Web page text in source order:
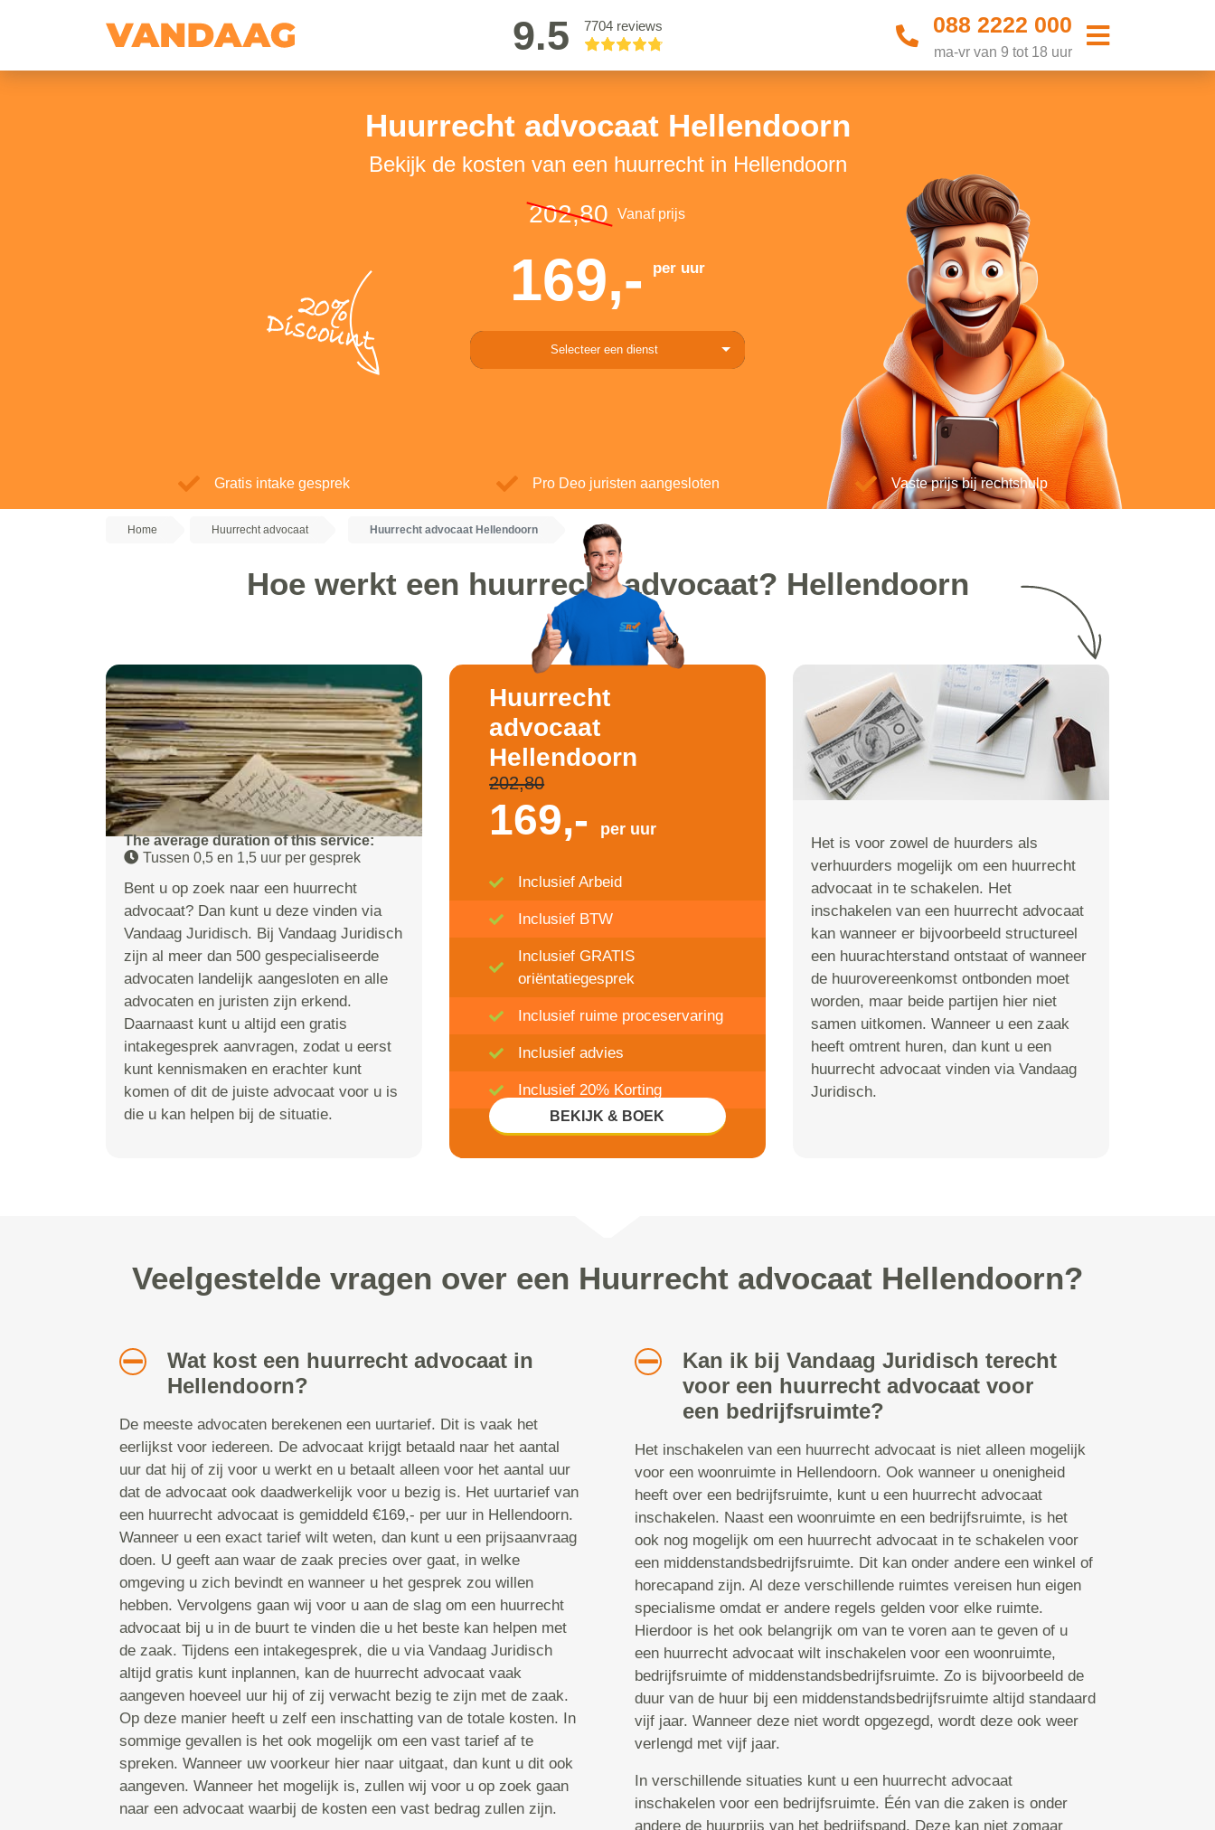
9.5 7704 reviews 088 2222 000
ma-vr van 9 tot 18 uur
Huurrecht advocaat Hellendoorn
Bekijk de kosten van een huurrecht in Hellendoorn
20%
Discount
202,80 Vanaf prijs
169,- per uur
Selecteer een dienst
Gratis intake gesprek Pro Deo juristen aangesloten Vaste prijs bij rechtshulp
Home Huurrecht advocaat Huurrecht advocaat Hellendoorn
Hoe werkt een huurrecht advocaat? Hellendoorn
The average duration of this service:
Tussen 0,5 en 1,5 uur per gesprek
Bent u op zoek naar een huurrecht
advocaat? Dan kunt u deze vinden via
Vandaag Juridisch. Bij Vandaag Juridisch
zijn al meer dan 500 gespecialiseerde
advocaten landelijk aangesloten en alle
advocaten en juristen zijn erkend.
Daarnaast kunt u altijd een gratis
intakegesprek aanvragen, zodat u eerst
kunt kennismaken en erachter kunt
komen of dit de juiste advocaat voor u is
die u kan helpen bij de situatie.
Huurrecht
advocaat
Hellendoorn
202,80
169,- per uur
Inclusief Arbeid
Inclusief BTW
Inclusief GRATIS
oriëntatiegesprek
Inclusief ruime proceservaring
Inclusief advies
Inclusief 20% Korting
BEKIJK & BOEK
Het is voor zowel de huurders als
verhuurders mogelijk om een huurrecht
advocaat in te schakelen. Het
inschakelen van een huurrecht advocaat
kan wanneer er bijvoorbeeld structureel
een huurachterstand ontstaat of wanneer
de huurovereenkomst ontbonden moet
worden, maar beide partijen hier niet
samen uitkomen. Wanneer u een zaak
heeft omtrent huren, dan kunt u een
huurrecht advocaat vinden via Vandaag
Juridisch.
Veelgestelde vragen over een Huurrecht advocaat Hellendoorn?
Wat kost een huurrecht advocaat in
Hellendoorn?
De meeste advocaten berekenen een uurtarief. Dit is vaak het
eerlijkst voor iedereen. De advocaat krijgt betaald naar het aantal
uur dat hij of zij voor u werkt en u betaalt alleen voor het aantal uur
dat de advocaat ook daadwerkelijk voor u bezig is. Het uurtarief van
een huurrecht advocaat is gemiddeld €169,- per uur in Hellendoorn.
Wanneer u een exact tarief wilt weten, dan kunt u een prijsaanvraag
doen. U geeft aan waar de zaak precies over gaat, in welke
omgeving u zich bevindt en wanneer u het gesprek zou willen
hebben. Vervolgens gaan wij voor u aan de slag om een huurrecht
advocaat bij u in de buurt te vinden die u het beste kan helpen met
de zaak. Tijdens een intakegesprek, die u via Vandaag Juridisch
altijd gratis kunt inplannen, kan de huurrecht advocaat vaak
aangeven hoeveel uur hij of zij verwacht bezig te zijn met de zaak.
Op deze manier heeft u zelf een inschatting van de totale kosten. In
sommige gevallen is het ook mogelijk om een vast tarief af te
spreken. Wanneer uw voorkeur hier naar uitgaat, dan kunt u dit ook
aangeven. Wanneer het mogelijk is, zullen wij voor u op zoek gaan
naar een advocaat waarbij de kosten een vast bedrag zullen zijn.
Kan ik bij Vandaag Juridisch terecht
voor een huurrecht advocaat voor
een bedrijfsruimte?
Het inschakelen van een huurrecht advocaat is niet alleen mogelijk
voor een woonruimte in Hellendoorn. Ook wanneer u onenigheid
heeft over een bedrijfsruimte, kunt u een huurrecht advocaat
inschakelen. Naast een woonruimte en een bedrijfsruimte, is het
ook nog mogelijk om een huurrecht advocaat in te schakelen voor
een middenstandsbedrijfsruimte. Dit kan onder andere een winkel of
horecapand zijn. Al deze verschillende ruimtes vereisen hun eigen
specialisme omdat er andere regels gelden voor elke ruimte.
Hierdoor is het ook belangrijk om van te voren aan te geven of u
een huurrecht advocaat wilt inschakelen voor een woonruimte,
bedrijfsruimte of middenstandsbedrijfsruimte. Zo is bijvoorbeeld de
duur van de huur bij een middenstandsbedrijfsruimte altijd standaard
vijf jaar. Wanneer deze niet wordt opgezegd, wordt deze ook weer
verlengd met vijf jaar.
In verschillende situaties kunt u een huurrecht advocaat
inschakelen voor een bedrijfsruimte. Één van die zaken is onder
andere de huurprijs van het bedrijfspand. Deze kan niet zomaar